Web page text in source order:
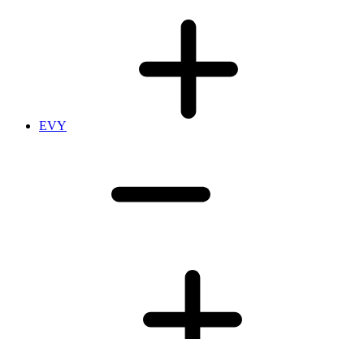
EVY